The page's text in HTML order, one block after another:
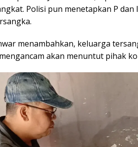
Polisi pun menetapkan P
menambahkan, keluarga
akan menuntut pihak